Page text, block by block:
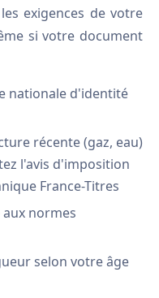
exigences de votre
si votre document
nationale d'identité
récente (gaz, eau)
l'avis d'imposition
France-Titres
normes
selon votre âge